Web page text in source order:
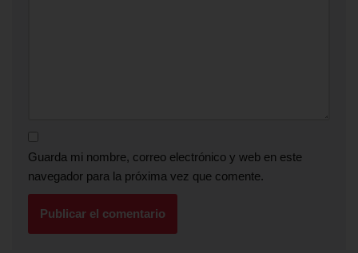
Guarda mi nombre, correo electrónico y web en este
navegador para la próxima vez que comente.